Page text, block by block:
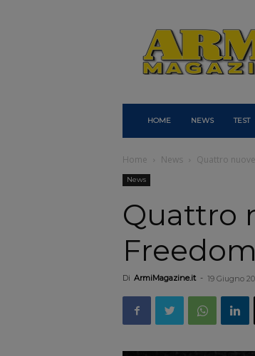
Armi
Magazine
HOME NEWS TEST
Home News Quattro
News
Quattro
Di ArmiMagazine.it - 19 Giugno